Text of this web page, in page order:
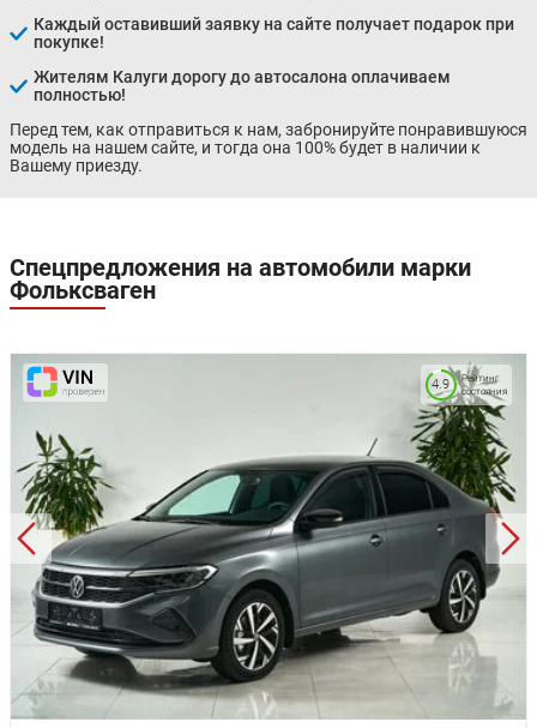
Каждый оставивший заявку на сайте получает подарок при
покупке!
Жителям Калуги дорогу до автосалона оплачиваем
полностью!
Перед тем, как отправиться к нам, забронируйте понравившуюся
модель на нашем сайте, и тогда она 100% будет в наличии к
Вашему приезду.
Спецпредложения на автомобили марки
Фольксваген
Рейтинг
состояния
4.9